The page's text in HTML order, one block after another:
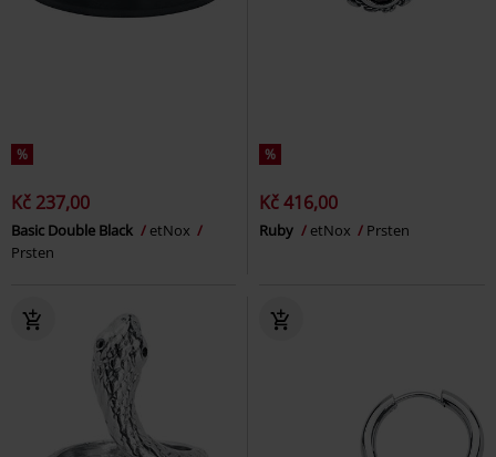
%
Kč 237,00
Basic Double Black
etNox
Prsten
%
Kč 416,00
Ruby etNox Prsten